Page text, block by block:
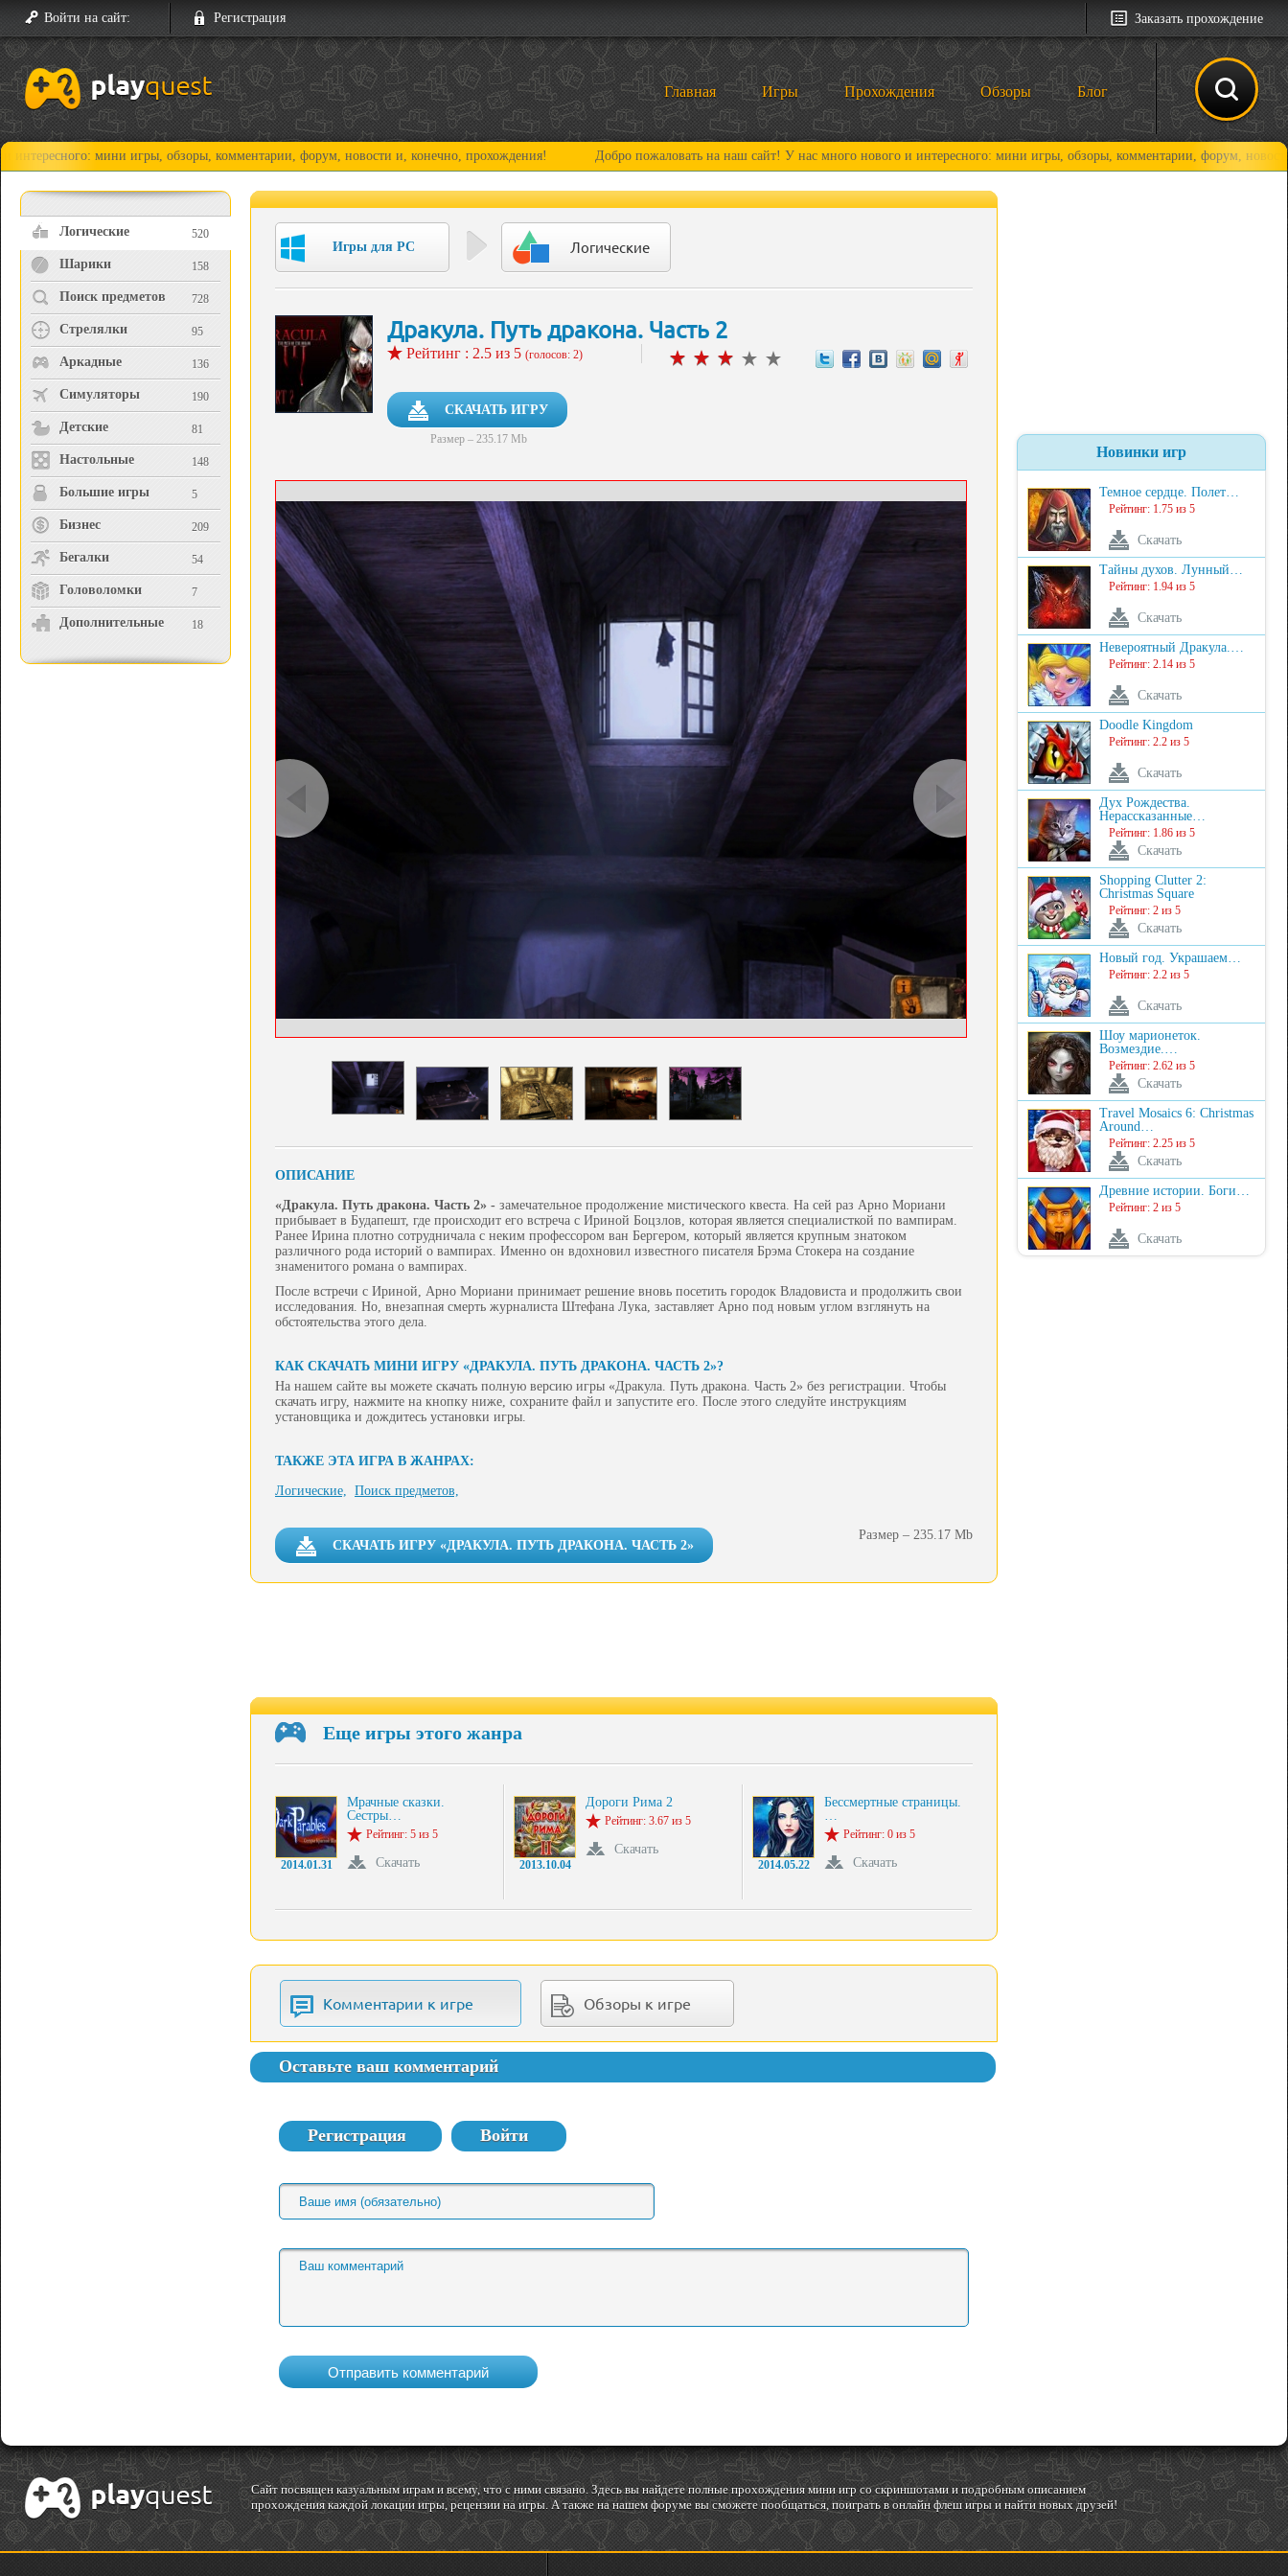
Войти на сайт: Регистрация Заказать прохождение
Главная Игры Прохождения Обзоры Блог
мини игры, обзоры, комментарии, форум, новости и, конечно, прохождения! Добро пожаловать на наш сайт! У нас много нового и интересного: мини игры, обзоры, комментарии, форум, новости и,
Логические 520
Шарики 158
Поиск предметов 728
Стрелялки 95
Аркадные 136
Симуляторы 190
Детские 81
Настольные 148
Большие игры 5
Бизнес 209
Бегалки 54
Головоломки 7
Дополнительные 18
Игры для PC Логические
Дракула. Путь дракона. Часть 2
Рейтинг : 2.5 из 5 (голосов: 2)
СКАЧАТЬ ИГРУ
Размер – 235.17 Mb
ОПИСАНИЕ
«Дракула. Путь дракона. Часть 2» - замечательное продолжение мистического квеста. На сей раз Арно Мориани
прибывает в Будапешт, где происходит его встреча с Ириной Боцзлов, которая является специалисткой по вампирам.
Ранее Ирина плотно сотрудничала с неким профессором ван Бергером, который является крупным знатоком
различного рода историй о вампирах. Именно он вдохновил известного писателя Брэма Стокера на создание
знаменитого романа о вампирах.
После встречи с Ириной, Арно Мориани принимает решение вновь посетить городок Владовиста и продолжить свои
исследования. Но, внезапная смерть журналиста Штефана Лука, заставляет Арно под новым углом взглянуть на
обстоятельства этого дела.
КАК СКАЧАТЬ МИНИ ИГРУ «ДРАКУЛА. ПУТЬ ДРАКОНА. ЧАСТЬ 2»?
На нашем сайте вы можете скачать полную версию игры «Дракула. Путь дракона. Часть 2» без регистрации. Чтобы
скачать игру, нажмите на кнопку ниже, сохраните файл и запустите его. После этого следуйте инструкциям
установщика и дождитесь установки игры.
ТАКЖЕ ЭТА ИГРА В ЖАНРАХ:
Логические, Поиск предметов,
СКАЧАТЬ ИГРУ «ДРАКУЛА. ПУТЬ ДРАКОНА. ЧАСТЬ 2»
Размер – 235.17 Mb
Еще игры этого жанра
2014.01.31
Мрачные сказки.
Сестры…
Рейтинг: 5 из 5
Скачать 2013.10.04
Дороги Рима 2
Рейтинг: 3.67 из 5
Скачать
2014.05.22
Бессмертные страницы.
…
Рейтинг: 0 из 5
Скачать
Комментарии к игре Обзоры к игре
Оставьте ваш комментарий
Регистрация Войти
Новинки игр
Темное сердце. Полет…
Рейтинг: 1.75 из 5
Скачать
Тайны духов. Лунный…
Рейтинг: 1.94 из 5
Скачать
Невероятный Дракула.…
Рейтинг: 2.14 из 5
Скачать
Doodle Kingdom
Рейтинг: 2.2 из 5
Скачать
Дух Рождества.
Нерассказанные…
Рейтинг: 1.86 из 5
Скачать
Shopping Clutter 2:
Christmas Square
Рейтинг: 2 из 5
Скачать
Новый год. Украшаем…
Рейтинг: 2.2 из 5
Скачать
Шоу марионеток.
Возмездие.…
Рейтинг: 2.62 из 5
Скачать
Travel Mosaics 6: Christmas
Around…
Рейтинг: 2.25 из 5
Скачать
Древние истории. Боги…
Рейтинг: 2 из 5
Скачать
Cайт посвящен казуальным играм и всему, что с ними связано. Здесь вы найдете полные прохождения мини игр со скриншотами и подробным описанием
прохождения каждой локации игры, рецензии на игры. А также на нашем форуме вы сможете пообщаться, поиграть в онлайн флеш игры и найти новых друзей!